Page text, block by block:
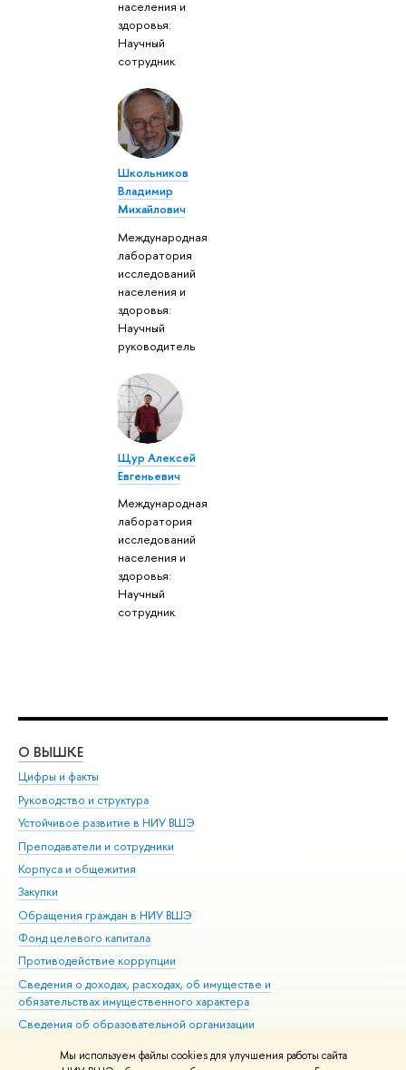
Мы используем файлы cookies для улучшения работы сайта
населения и
здоровья:
Научный
сотрудник
Школьников
Владимир
Михайлович
Международная
лаборатория
исследований
населения и
здоровья:
Научный
руководитель
Щур Алексей
Евгеньевич
Международная
лаборатория
исследований
населения и
здоровья:
Научный
сотрудник
О ВЫШКЕ
Цифры и факты
Руководство и структура
Устойчивое развитие в НИУ ВШЭ
Преподаватели и сотрудники
Корпуса и общежития
Закупки
Обращения граждан в НИУ ВШЭ
Фонд целевого капитала
Противодействие коррупции
Сведения о доходах, расходах, об имуществе и
обязательствах имущественного характера
Сведения об образовательной организации
Людям с ограниченными возможностями здоровья